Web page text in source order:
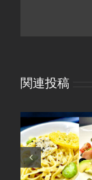
関連投稿